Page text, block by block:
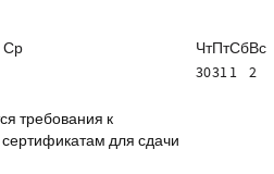
Ср ЧтПтСбВс
30311 2
требования к
для сдачи